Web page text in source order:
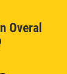
Overal